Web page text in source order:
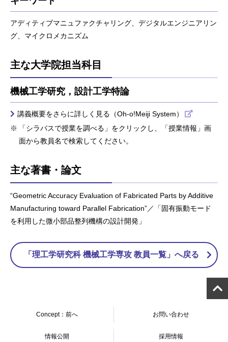
アディティブマニュファクチャリング、デジタルエンジニアリン
グ、マイクロメカニズム
主な大学院担当科目
機械工学研究，設計工学特論
講義概要をさらに詳しく見る（Oh-o!Meiji System）
「シラバスで授業を調べる」をクリックし、「授業情報」画
面から教員名で検索してください。
主な著書・論文
“Geometric Accuracy Evaluation of Fabricated Parts by Additive
Manufacturing toward Parallel Fabrication”／「固有振動モード
を利用した微小部品整列機構の設計開発」
「理工学研究科 機械工学専攻 教員一覧」へ戻る
Concept：前へ お問い合わせ
情報公開 採用情報